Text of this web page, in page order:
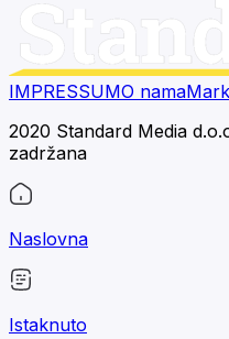
IMPRESSUMO nama
2020 Standard Media
zadržana
Naslovna
Istaknuto